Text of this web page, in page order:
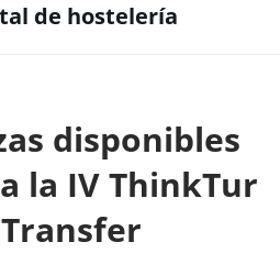
de hostelería
disponibles
la IV ThinkTur